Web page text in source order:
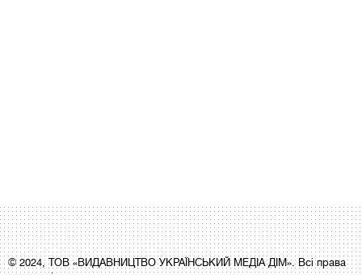
© 2024, ТОВ «ВИДАВНИЦТВО УКРАЇНСЬКИЙ МЕДІА ДІМ». Всі права